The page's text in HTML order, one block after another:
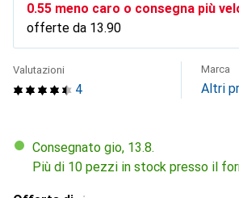
CHF
0.55 meno caro o consegna più
offerte da CHF
13.90
4
Valutazioni Marca
Altri
Consegnato gio, 13.8.
Più di 10 pezzi in stock presso il